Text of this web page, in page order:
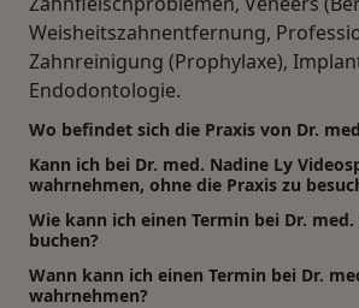
Weisheitszahnentfernung,
Zahnreinigung (Prophylaxe),
Endodontologie.
Wo befindet sich die Praxis von Dr.
Kann ich bei Dr. med. Nadine Ly
wahrnehmen, ohne die Praxis zu
Wie kann ich einen Termin bei Dr.
buchen?
Wann kann ich einen Termin bei Dr.
wahrnehmen?